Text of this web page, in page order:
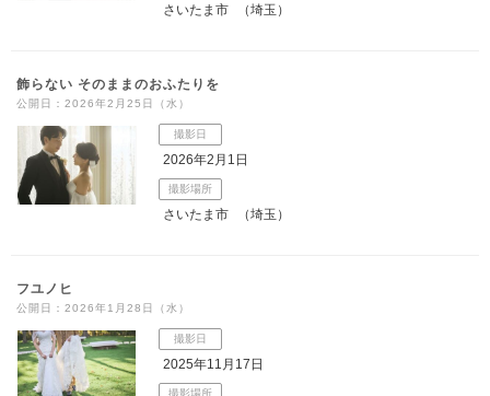
さいたま市 （埼玉）
飾らない そのままのおふたりを
公開日：2026年2月25日（水）
撮影日
2026年2月1日
撮影場所
さいたま市 （埼玉）
フユノヒ
公開日：2026年1月28日（水）
撮影日
2025年11月17日
撮影場所